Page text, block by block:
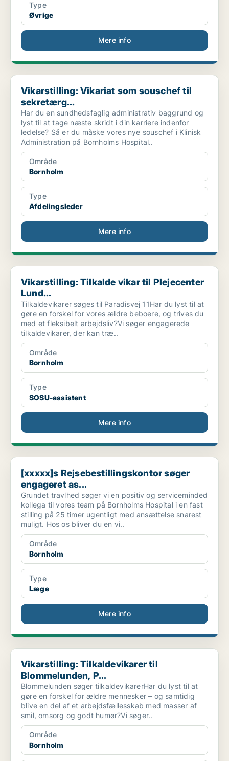
Type
Øvrige
Mere info
Vikarstilling: Vikariat som souschef til sekretærg...
Vikarstilling: Vikariat som souschef til
sekretærg...
Har du en sundhedsfaglig administrativ baggrund og
lyst til at tage næste skridt i din karriere indenfor
ledelse? Så er du måske vores nye souschef i Klinisk
Administration på Bornholms Hospital..
Område
Bornholm
Type
Afdelingsleder
Mere info
Vikarstilling: Tilkalde vikar til Plejecenter Lund...
Vikarstilling: Tilkalde vikar til Plejecenter
Lund...
Tilkaldevikarer søges til Paradisvej 11Har du lyst til at
gøre en forskel for vores ældre beboere, og trives du
med et fleksibelt arbejdsliv?Vi søger engagerede
tilkaldevikarer, der kan træ..
Område
Bornholm
Type
SOSU-assistent
Mere info
[xxxxx]s Rejsebestillingskontor søger engageret as...
[xxxxx]s Rejsebestillingskontor søger
engageret as...
Grundet travlhed søger vi en positiv og serviceminded
kollega til vores team på Bornholms Hospital i en fast
stilling på 25 timer ugentligt med ansættelse snarest
muligt. Hos os bliver du en vi..
Område
Bornholm
Type
Læge
Mere info
Vikarstilling: Tilkaldevikarer til Blommelunden, P...
Vikarstilling: Tilkaldevikarer til
Blommelunden, P...
Blommelunden søger tilkaldevikarerHar du lyst til at
gøre en forskel for ældre mennesker – og samtidig
blive en del af et arbejdsfællesskab med masser af
smil, omsorg og godt humør?Vi søger..
Område
Bornholm